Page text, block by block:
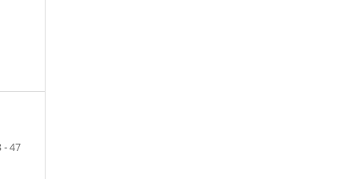
- 47